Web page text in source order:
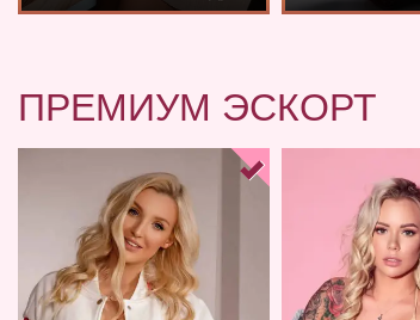
ПРЕМИУМ ЭСКОРТ